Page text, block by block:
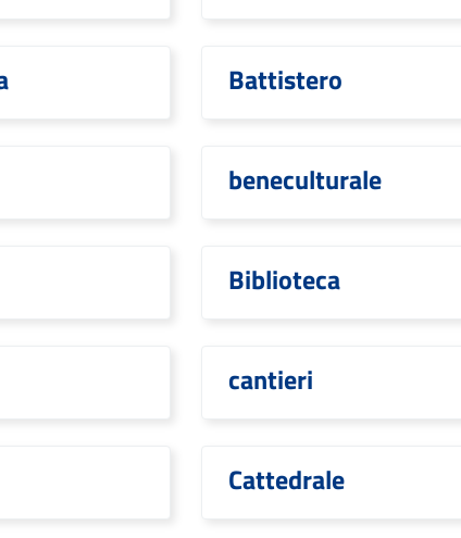
Battistero
beneculturale
Biblioteca
cantieri
Cattedrale